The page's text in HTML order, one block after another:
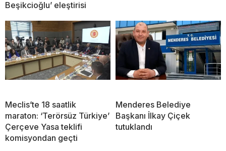
Beşikcioğlu’ eleştirisi
Meclis’te 18 saatlik
maraton: ‘Terörsüz Türkiye’
Çerçeve Yasa teklifi
komisyondan geçti
Menderes Belediye
Başkanı İlkay Çiçek
tutuklandı